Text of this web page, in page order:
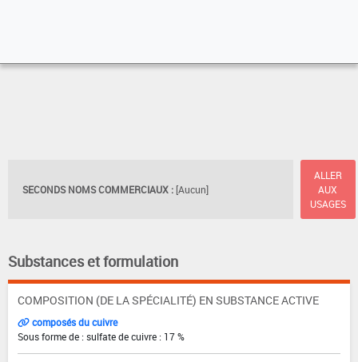
SECONDS NOMS COMMERCIAUX : [Aucun]
ALLER
AUX
USAGES
Substances et formulation
COMPOSITION (DE LA SPÉCIALITÉ) EN SUBSTANCE ACTIVE
composés du cuivre
Sous forme de : sulfate de cuivre : 17 %